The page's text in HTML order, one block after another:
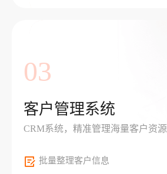
03
客户管理系统
CRM系统，精准管理海量客户资源
批量整理客户信息